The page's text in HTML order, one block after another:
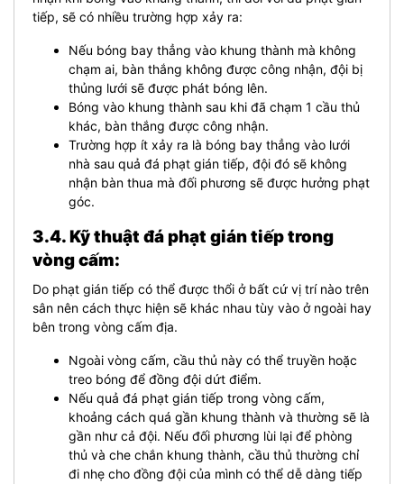
tiếp, sẽ có nhiều trường hợp xảy ra:
Nếu bóng bay thẳng vào khung thành mà không
chạm ai, bàn thắng không được công nhận, đội bị
thủng lưới sẽ được phát bóng lên.
Bóng vào khung thành sau khi đã chạm 1 cầu thủ
khác, bàn thắng được công nhận.
Trường hợp ít xảy ra là bóng bay thẳng vào lưới
nhà sau quả đá phạt gián tiếp, đội đó sẽ không
nhận bàn thua mà đối phương sẽ được hưởng phạt
góc.
3.4. Kỹ thuật đá phạt gián tiếp trong
vòng cấm:
Do phạt gián tiếp có thể được thổi ở bất cứ vị trí nào trên
sân nên cách thực hiện sẽ khác nhau tùy vào ở ngoài hay
bên trong vòng cấm địa.
Ngoài vòng cấm, cầu thủ này có thể truyền hoặc
treo bóng để đồng đội dứt điểm.
Nếu quả đá phạt gián tiếp trong vòng cấm,
khoảng cách quá gần khung thành và thường sẽ là
gần như cả đội. Nếu đối phương lùi lại để phòng
thủ và che chắn khung thành, cầu thủ thường chỉ
đi nhẹ cho đồng đội của mình có thể dễ dàng tiếp